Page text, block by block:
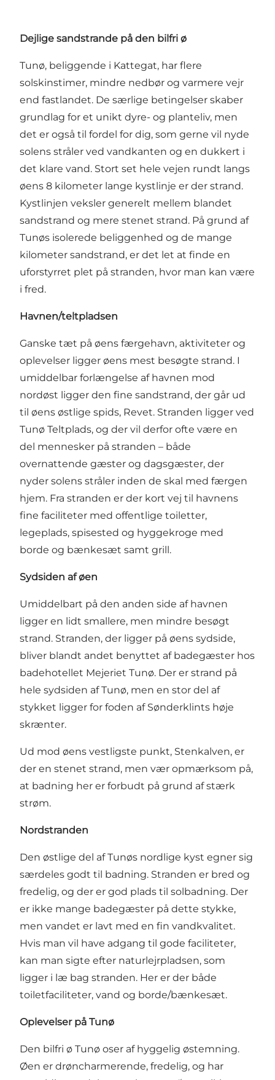
Dejlige sandstrande på den bilfri ø
Tunø, beliggende i Kattegat, har flere
solskinstimer, mindre nedbør og varmere vejr
end fastlandet. De særlige betingelser skaber
grundlag for et unikt dyre- og planteliv, men
det er også til fordel for dig, som gerne vil nyde
solens stråler ved vandkanten og en dukkert i
det klare vand. Stort set hele vejen rundt langs
øens 8 kilometer lange kystlinje er der strand.
Kystlinjen veksler generelt mellem blandet
sandstrand og mere stenet strand. På grund af
Tunøs isolerede beliggenhed og de mange
kilometer sandstrand, er det let at finde en
uforstyrret plet på stranden, hvor man kan være
i fred.
Havnen/teltpladsen
Ganske tæt på øens færgehavn, aktiviteter og
oplevelser ligger øens mest besøgte strand. I
umiddelbar forlængelse af havnen mod
nordøst ligger den fine sandstrand, der går ud
til øens østlige spids, Revet. Stranden ligger ved
Tunø Teltplads, og der vil derfor ofte være en
del mennesker på stranden – både
overnattende gæster og dagsgæster, der
nyder solens stråler inden de skal med færgen
hjem. Fra stranden er der kort vej til havnens
fine faciliteter med offentlige toiletter,
legeplads, spisested og hyggekroge med
borde og bænkesæt samt grill.
Sydsiden af øen
Umiddelbart på den anden side af havnen
ligger en lidt smallere, men mindre besøgt
strand. Stranden, der ligger på øens sydside,
bliver blandt andet benyttet af badegæster hos
badehotellet Mejeriet Tunø. Der er strand på
hele sydsiden af Tunø, men en stor del af
stykket ligger for foden af Sønderklints høje
skrænter.
Ud mod øens vestligste punkt, Stenkalven, er
der en stenet strand, men vær opmærksom på,
at badning her er forbudt på grund af stærk
strøm.
Nordstranden
Den østlige del af Tunøs nordlige kyst egner sig
særdeles godt til badning. Stranden er bred og
fredelig, og der er god plads til solbadning. Der
er ikke mange badegæster på dette stykke,
men vandet er lavt med en fin vandkvalitet.
Hvis man vil have adgang til gode faciliteter,
kan man sigte efter naturlejrpladsen, som
ligger i læ bag stranden. Her er der både
toiletfaciliteter, vand og borde/bænkesæt.
Oplevelser på Tunø
Den bilfri ø Tunø oser af hyggelig østemning.
Øen er drøncharmerende, fredelig, og har